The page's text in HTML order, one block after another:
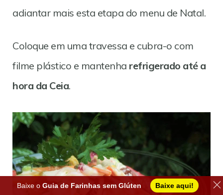
adiantar mais esta etapa do menu de Natal.
Coloque em uma travessa e cubra-o com
filme plástico e mantenha refrigerado até a
hora da Ceia.
Baixe o Guia de Farinhas sem Glúten Baixe aqui!